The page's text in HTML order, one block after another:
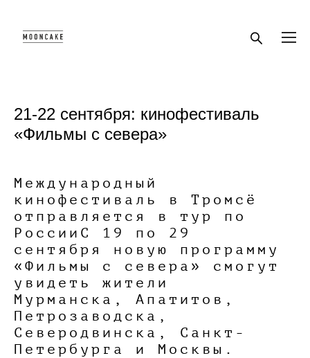
21-22 сентября: кинофестиваль
«Фильмы с севера»
Международный
кинофестиваль в Тромсё
отправляется в тур по
РоссииС 19 по 29
сентября новую программу
«Фильмы с севера» смогут
увидеть жители
Мурманска, Апатитов,
Петрозаводска,
Северодвинска, Санкт-
Петербурга и Москвы.